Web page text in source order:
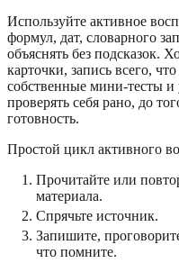
Используйте активное
формул, дат, словарного
объяснять без подсказок.
карточки, запись всего,
собственные мини-тесты
проверять себя рано, до
готовность.
Простой цикл активного
Прочитайте или
материала.
Спрячьте источник.
Запишите,
что помните.